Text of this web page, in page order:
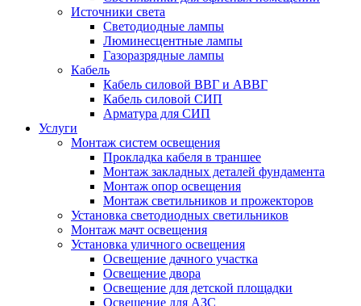
Источники света
Светодиодные лампы
Люминесцентные лампы
Газоразрядные лампы
Кабель
Кабель силовой ВВГ и АВВГ
Кабель силовой СИП
Арматура для СИП
Услуги
Монтаж систем освещения
Прокладка кабеля в траншее
Монтаж закладных деталей фундамента
Монтаж опор освещения
Монтаж светильников и прожекторов
Установка светодиодных светильников
Монтаж мачт освещения
Установка уличного освещения
Освещение дачного участка
Освещение двора
Освещение для детской площадки
Освещение для АЗС